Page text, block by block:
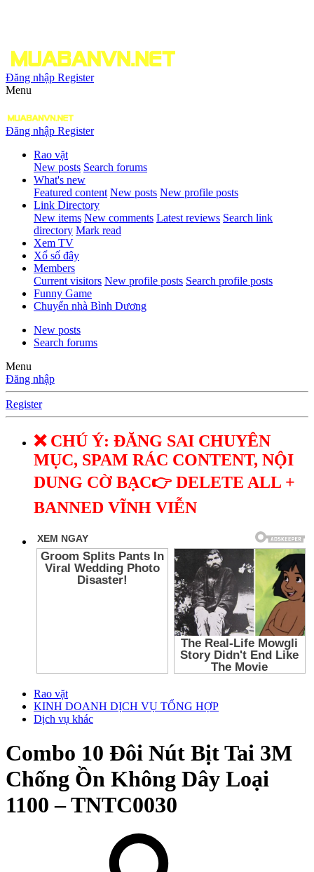
Đăng nhập Register
Menu
Đăng nhập Register
Rao vặt
New posts Search forums
What's new
Featured content New posts New profile posts
Link Directory
New items New comments Latest reviews Search link
directory Mark read
Xem TV
Xổ số đây
Members
Current visitors New profile posts Search profile posts
Funny Game
Chuyển nhà Bình Dương
New posts
Search forums
Menu
Đăng nhập
Register
❌ CHÚ Ý: ĐĂNG SAI CHUYÊN
MỤC, SPAM RÁC CONTENT, NỘI
DUNG CỜ BẠC👉 DELETE ALL +
BANNED VĨNH VIỄN
Rao vặt
KINH DOANH DỊCH VỤ TỔNG HỢP
Dịch vụ khác
Combo 10 Đôi Nút Bịt Tai 3M
Chống Ồn Không Dây Loại
1100 – TNTC0030